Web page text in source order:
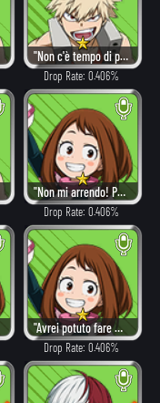
"Non c'è tempo di pentirsi!"
Drop Rate: 0.406%
"Non mi arrendo! Posso continuare!"
Drop Rate: 0.406%
"Avrei potuto fare meglio..."
Drop Rate: 0.406%